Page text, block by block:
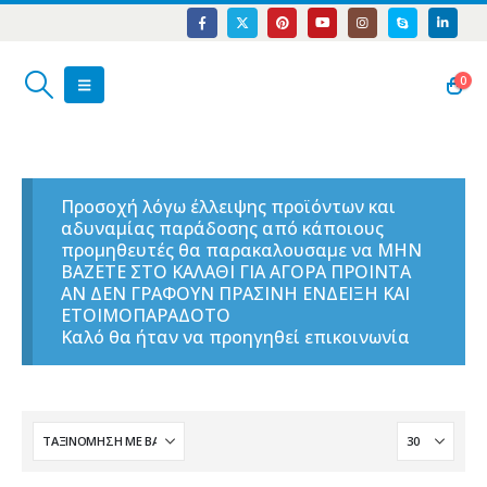
0
Προσοχή λόγω έλλειψης προϊόντων και
αδυναμίας παράδοσης από κάποιους
προμηθευτές θα παρακαλουσαμε να ΜΗΝ
ΒΑΖΕΤΕ ΣΤΟ ΚΑΛΑΘΙ ΓΙΑ ΑΓΟΡΑ ΠΡΟΙΝΤΑ
ΑΝ ΔΕΝ ΓΡΑΦΟΥΝ ΠΡΑΣΙΝΗ ΕΝΔΕΙΞΗ ΚΑΙ
ΕΤΟΙΜΟΠΑΡΑΔΟΤΟ
Καλό θα ήταν να προηγηθεί επικοινωνία